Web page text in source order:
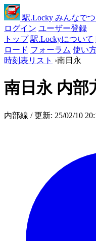
駅.Locky みんなで
ログイン ユーザー登録
トップ 駅.Lockyについて
ロード フォーラム 使い
時刻表リスト ›南日永
南日永 内部
内部線 / 更新: 25/02/10